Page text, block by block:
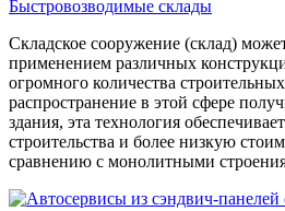
Быстровозводимые склады
Складское сооружение (склад)
применением различных
огромного количества
распространение в этой сфере
здания, эта технология
строительства и более низкую
сравнению с монолитными